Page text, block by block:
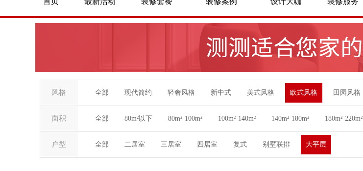
风格 全部 现代简约 轻奢风格 新中式 美式风格 欧式风格 田园风格
面积 全部 80m²以下 80m²-100m² 100m²-140m² 140m²-180m² 180m²-220m²
户型 全部 二居室 三居室 四居室 复式 别墅联排 大平层